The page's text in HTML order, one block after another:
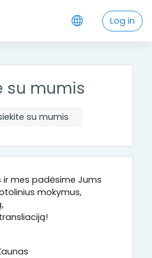
Log in
su mumis
su mumis
ir mes padėsime Jums
mokymus,